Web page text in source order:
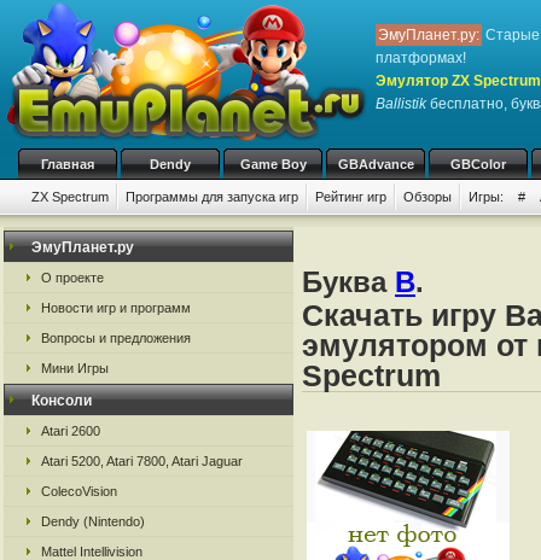
ЭмуПланет.ру: Старые
платформах!
Эмулятор ZX
Ballistikбесплатно,
Главная Dendy Game Boy GBAdvance GBColor
ZX Spectrum Программы для запуска игр Рейтинг игр Обзоры Игры: #
ЭмуПланет.ру
О проекте
Новости игр и программ
Вопросы и предложения
Мини Игры
Консоли
Atari 2600
Atari 5200, Atari 7800, Atari Jaguar
ColecoVision
Dendy (Nintendo)
Mattel Intellivision
Буква B.
Скачать игру
эмулятором от
Spectrum